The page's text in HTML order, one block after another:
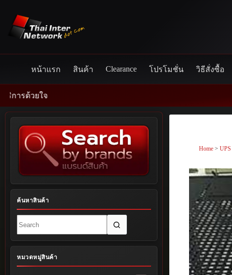
content
หน้าแรก สินค้า Clearance โปรโมชั่น วิธีสั่งซื้อ
ใจ
Home >UPS
ค้นหาสินค้า
results
หมวดหมู่สินค้า